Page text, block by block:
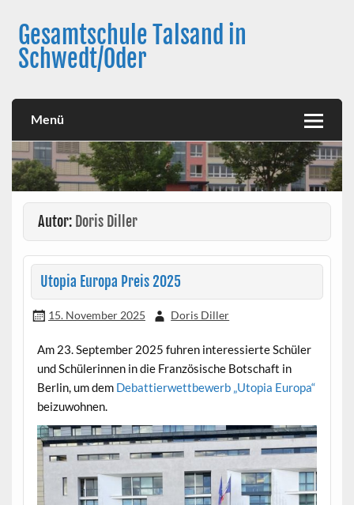
contentGesamtschule Talsand in
Schwedt/Oder
Menü
Autor: Doris Diller
Utopia Europa Preis 2025
15. November 2025 Doris Diller
Am 23. September 2025 fuhren interessierte Schüler
und Schülerinnen in die Französische Botschaft in
Berlin, um dem Debattierwettbewerb „Utopia Europa“
beizuwohnen.